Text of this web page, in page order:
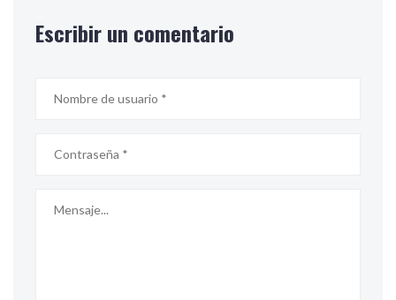
Escribir un comentario